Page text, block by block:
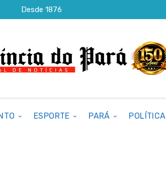
Desde 1876
ESPORTE PARÁ POLÍTICA